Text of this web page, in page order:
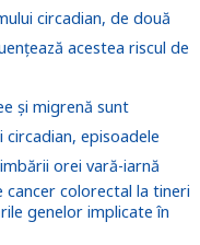
circadian, de două
acestea riscul de
și migrenă sunt
episoadele
orei vară-iarnă
cancer colorectal la tineri
genelor implicate în